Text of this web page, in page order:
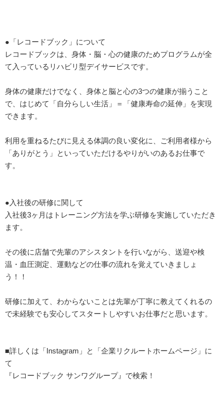
●「レコードブック」について
レコードブックは、身体・脳・心の健康のためプログラムが全
て入っているリハビリ型デイサービスです。
身体の健康だけでなく、身体と脳と心の3つの健康が揃うこと
で、はじめて「自分らしい生活」＝「健康寿命の延伸」を実現
できます。
利用を重ねるたびに見える体調の良い変化に、ご利用者様から
「ありがとう」といっていただけるやりがいのあるお仕事で
す。
●入社後の研修に関して
入社後3ヶ月はトレーニング方法を学ぶ研修を実施していただき
ます。
その後に店舗で先輩のアシスタントを行いながら、送迎や検
温・血圧測定、運動などの仕事の流れを覚えていきましょ
う！！
研修に加えて、わからないことは先輩が丁寧に教えてくれるの
で未経験でも安心してスタートしやすいお仕事だと思います。
■詳しくは「Instagram」と「企業リクルートホームページ」に
て
『レコードブック サンワグループ』で検索！